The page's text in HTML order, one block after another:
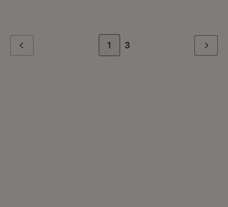
Zur Seite
1 Zur letzten Seite
3 Weiter